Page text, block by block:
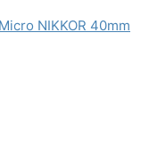
NIKKOR 40mm